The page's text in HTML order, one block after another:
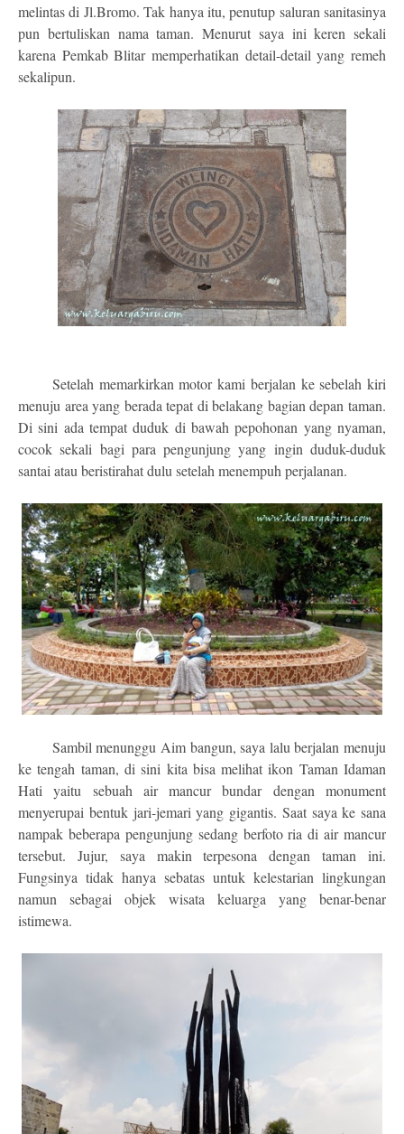
melintas di Jl.Bromo. Tak hanya itu, penutup saluran sanitasinya
pun bertuliskan nama taman. Menurut saya ini keren sekali
karena Pemkab Blitar memperhatikan detail-detail yang remeh
sekalipun.
Setelah memarkirkan motor kami berjalan ke sebelah kiri
menuju area yang berada tepat di belakang bagian depan taman.
Di sini ada tempat duduk di bawah pepohonan yang nyaman,
cocok sekali bagi para pengunjung yang ingin duduk-duduk
santai atau beristirahat dulu setelah menempuh perjalanan.
Sambil menunggu Aim bangun, saya lalu berjalan menuju
ke tengah taman, di sini kita bisa melihat ikon Taman Idaman
Hati yaitu sebuah air mancur bundar dengan monument
menyerupai bentuk jari-jemari yang gigantis. Saat saya ke sana
nampak beberapa pengunjung sedang berfoto ria di air mancur
tersebut. Jujur, saya makin terpesona dengan taman ini.
Fungsinya tidak hanya sebatas untuk kelestarian lingkungan
namun sebagai objek wisata keluarga yang benar-benar
istimewa.